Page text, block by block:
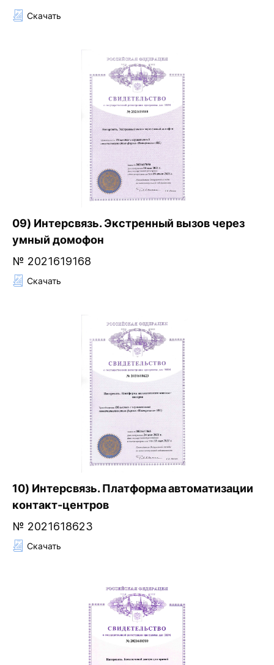
Скачать
09) Интерсвязь. Экстренный вызов через
умный домофон
№ 2021619168
Скачать
10) Интерсвязь. Платформа автоматизации
контакт-центров
№ 2021618623
Скачать